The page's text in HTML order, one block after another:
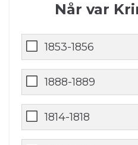
Når var
1853-1856
1888-1889
1814-1818